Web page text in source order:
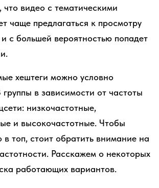
что видео с тематическими
чаще предлагаться к просмотру
и с большей вероятностью попадет
хештеги можно условно
группы в зависимости от частоты
низкочастотные,
и высокочастотные. Чтобы
в топ, стоит обратить внимание на
Расскажем о некоторых
работающих вариантов.